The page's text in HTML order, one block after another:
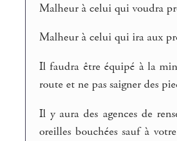
Malheur à celui qui voudra
Malheur à celui qui ira aux
Il faudra être équipé à la
route et ne pas saigner des
Il y aura des agences de
oreilles bouchées sauf à